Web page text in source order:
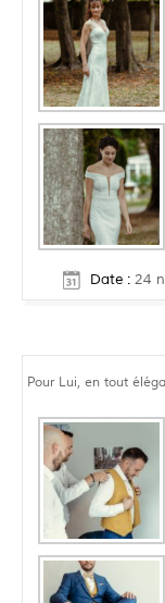
Date : 24
Pour Lui, en tout